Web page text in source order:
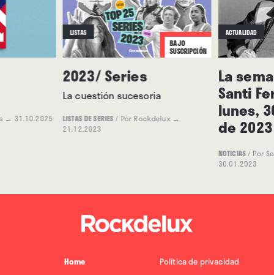
→ 31.10.2025
BAJO
SUSCRIPCIÓN
LISTAS
2023/ Series
La cuestión sucesoria
LISTAS DE SERIES / Por Rockdelux →
21.12.2023
ACTUALIDAD
La
Santi
lunes,
de 2023
NOTICIAS/ Por
30.01.2023
Home
Política de privacidad